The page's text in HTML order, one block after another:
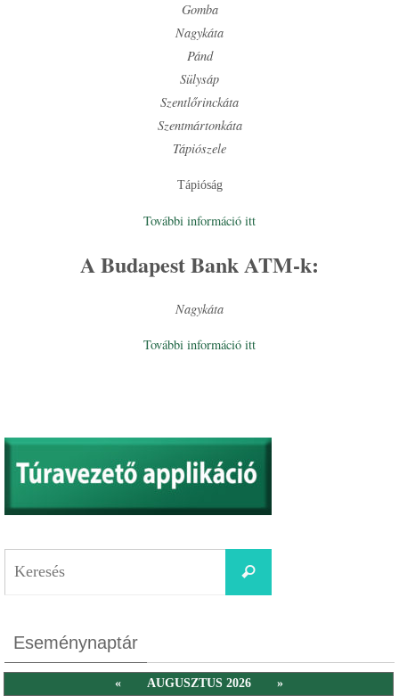
Gomba
Nagykáta
Pánd
Sülysáp
Szentlőrinckáta
Szentmártonkáta
Tápiószele
Tápióság
További információ itt
A Budapest Bank ATM-k:
Nagykáta
További információ itt
Eseménynaptár
« AUGUSZTUS 2026
»